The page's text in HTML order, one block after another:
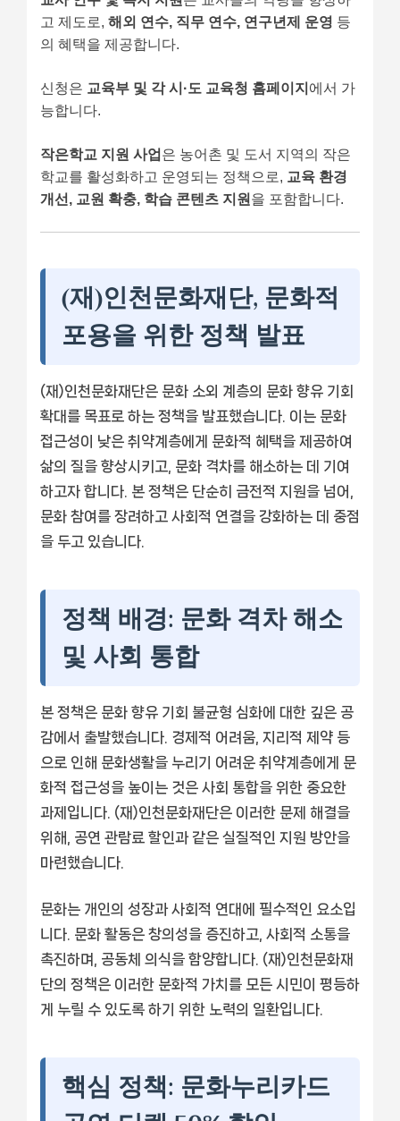
고 제도로, 해외 연수, 직무 연수, 연구년제 운영 등
의 혜택을 제공합니다.
신청은 교육부 및 각 시·도 교육청 홈페이지 에서 가
능합니다.
작은학교 지원 사업 은 농어촌 및 도서 지역의 작은
학교를 활성화하고 운영되는 정책으로, 교육 환경
개선, 교원 확충, 학습 콘텐츠 지원 을 포함합니다.
(재)인천문화재단, 문화적
포용을 위한 정책 발표
(재)인천문화재단은 문화 소외 계층의 문화 향유 기회
확대를 목표로 하는 정책을 발표했습니다. 이는 문화
접근성이 낮은 취약계층에게 문화적 혜택을 제공하여
삶의 질을 향상시키고, 문화 격차를 해소하는 데 기여
하고자 합니다. 본 정책은 단순히 금전적 지원을 넘어,
문화 참여를 장려하고 사회적 연결을 강화하는 데 중점
을 두고 있습니다.
정책 배경: 문화 격차 해소
및 사회 통합
본 정책은 문화 향유 기회 불균형 심화에 대한 깊은 공
감에서 출발했습니다. 경제적 어려움, 지리적 제약 등
으로 인해 문화생활을 누리기 어려운 취약계층에게 문
화적 접근성을 높이는 것은 사회 통합을 위한 중요한
과제입니다. (재)인천문화재단은 이러한 문제 해결을
위해, 공연 관람료 할인과 같은 실질적인 지원 방안을
마련했습니다.
문화는 개인의 성장과 사회적 연대에 필수적인 요소입
니다. 문화 활동은 창의성을 증진하고, 사회적 소통을
촉진하며, 공동체 의식을 함양합니다. (재)인천문화재
단의 정책은 이러한 문화적 가치를 모든 시민이 평등하
게 누릴 수 있도록 하기 위한 노력의 일환입니다.
핵심 정책: 문화누리카드